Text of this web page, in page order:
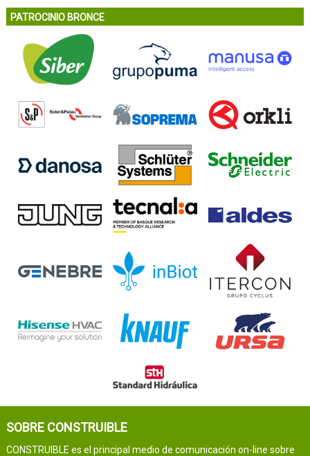
PATROCINIO BRONCE
SOBRE CONSTRUIBLE
CONSTRUIBLE es el principal medio de comunicación on-line sobre